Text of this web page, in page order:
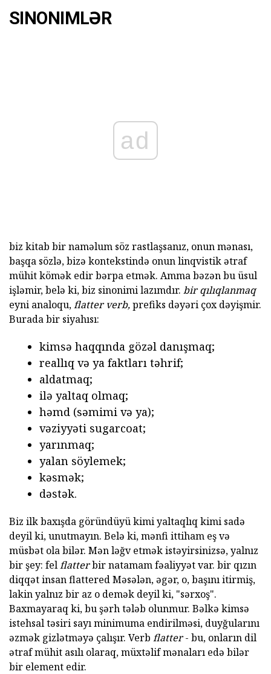
SINONIMLƏR
ad
biz kitab bir naməlum söz rastlaşsanız, onun mənası,
başqa sözlə, bizə kontekstində onun linqvistik ətraf
mühit kömək edir bərpa etmək. Amma bəzən bu üsul
işləmir, belə ki, biz sinonimi lazımdır. bir qılıqlanmaq
eyni analoqu,flatter verb,prefiks dəyəri çox dəyişmir.
Burada bir siyahısı:
kimsə haqqında gözəl danışmaq;
reallıq və ya faktları təhrif;
aldatmaq;
ilə yaltaq olmaq;
həmd (səmimi və ya);
vəziyyəti sugarcoat;
yarınmaq;
yalan söylemek;
kəsmək;
dəstək.
Biz ilk baxışda göründüyü kimi yaltaqlıq kimi sadə
deyil ki, unutmayın. Belə ki, mənfi ittiham eş və
müsbət ola bilər. Mən ləğv etmək istəyirsinizsə, yalnız
bir şey: felflatterbir natamam fəaliyyət var. bir qızın
diqqət insan flattered Məsələn, əgər, o, başını itirmiş,
lakin yalnız bir az o demək deyil ki, "sərxoş".
Baxmayaraq ki, bu şərh tələb olunmur. Bəlkə kimsə
istehsal təsiri sayı minimuma endirilməsi, duyğularını
əzmək gizlətməyə çalışır. Verb flatter- bu, onların dil
ətraf mühit asılı olaraq, müxtəlif mənaları edə bilər
bir element edir.